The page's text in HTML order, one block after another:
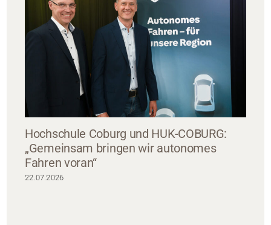
Hochschule Coburg und HUK-COBURG:
„Gemeinsam bringen wir autonomes
Fahren voran“
22.07.2026